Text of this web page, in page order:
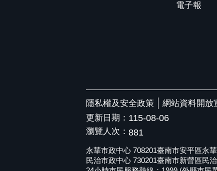
電子報
隱私權及安全政策 網站資料開放
更新日期： 115-08-06
瀏覽人次： 881
永華市政中心 708201臺南市安平區永
民治市政中心 730201臺南市新營區民